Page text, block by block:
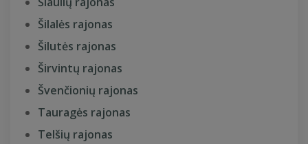
Šilalės rajonas
Šilutės rajonas
Širvintų rajonas
Švenčionių rajonas
Tauragės rajonas
Telšių rajonas